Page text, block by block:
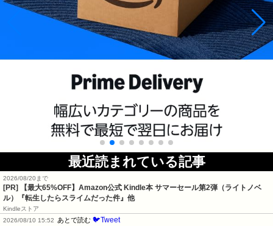
最近読まれている記事
2026/08/20まで
[PR]
【最大65%OFF】Amazon公式 Kindle本 サマーセール第2弾（ライトノベ
ル）『転生したらスライムだった件』他
Kindleストア
2026/08/10 15:52
あとで読む 🐦Tweet